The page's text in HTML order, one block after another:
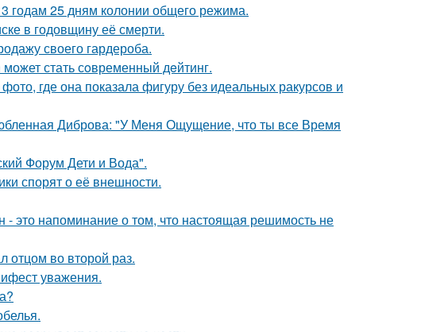
годам 25 дням колонии общего режима.
в годовщину её смерти.
своего гардероба.
стать сoвременный дeйтинг.
где она показала фигуру без идеальных ракурсов и
Диброва: "У Меня Ощущение, что ты все Время
Форум Дети и Вода".
спорят о её внешности.
это напоминание о том, что настоящая решимость не
отцом во второй раз.
уважения.